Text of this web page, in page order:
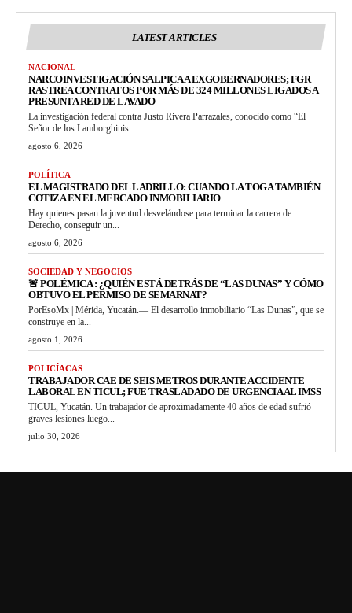
LATEST ARTICLES
NACIONAL
NARCOINVESTIGACIÓN SALPICA A EXGOBERNADORES; FGR
RASTREA CONTRATOS POR MÁS DE 324 MILLONES LIGADOS A
PRESUNTA RED DE LAVADO
La investigación federal contra Justo Rivera Parrazales, conocido como “El
Señor de los Lamborghinis...
agosto 6, 2026
POLÍTICA
EL MAGISTRADO DEL LADRILLO: CUANDO LA TOGA TAMBIÉN
COTIZA EN EL MERCADO INMOBILIARIO
Hay quienes pasan la juventud desvelándose para terminar la carrera de
Derecho, conseguir un...
agosto 6, 2026
SOCIEDAD Y NEGOCIOS
🚨 POLÉMICA : ¿QUIÉN ESTÁ DETRÁS DE “LAS DUNAS” Y CÓMO
OBTUVO EL PERMISO DE SEMARNAT?
PorEsoMx | Mérida, Yucatán.— El desarrollo inmobiliario “Las Dunas”, que se
construye en la...
agosto 1, 2026
POLICÍACAS
TRABAJADOR CAE DE SEIS METROS DURANTE ACCIDENTE
LABORAL EN TICUL; FUE TRASLADADO DE URGENCIA AL IMSS
TICUL, Yucatán. Un trabajador de aproximadamente 40 años de edad sufrió
graves lesiones luego...
julio 30, 2026